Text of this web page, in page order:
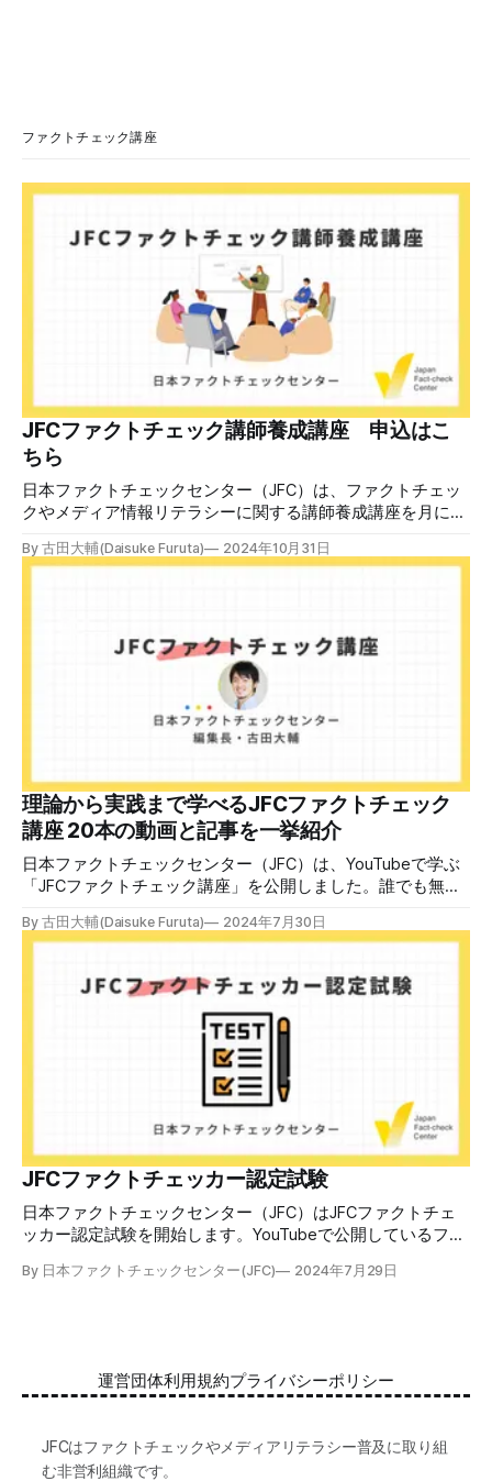
号：MN-2026-●●●」「マイナポータル関連アカウント
のうえで「2026年8月2日（日）23:59までに、ご本人操作か
いうリンクをクリックするよう誘導している。 本文には、
警視庁の住所（東京都千代田区霞が関2-1-1）も書かれてい
ファクトチェック講座
JFCファクトチェック講師養成講座 申込はこ
ちら
日本ファクトチェックセンター（JFC）は、ファクトチェッ
クやメディア情報リテラシーに関する講師養成講座を月に1
認定バッジと教室や職場などで利用可能な教材を提供しま
ファクトチェックセンター（JFC）による講師養成講座で
す。 講師養成講座（オンラインで90分）を受講いただいた
後、修了課題を提出された方には、教室や職場などで利用可
能な教材の提... powered by Peatix : More than a
す。 受講生には教材を提供 デマや不確かな情報が蔓延する
中で、自衛策が求められています。「気をつけて」というだ
けでは、対策になりません。最初から騙されたい人はいませ
ん。誰だって気をつけているのに、誤った情
By 古田大輔(Daisuke Furuta) 2024年10月31日
理論から実践まで学べるJFCファクトチェック
講座 20本の動画と記事を一挙紹介
日本ファクトチェックセンター（JFC）は、YouTubeで学ぶ
「JFCファクトチェック講座」を公開しました。誰でも無料
ファクトチェックやメディアリテラシーの知識を学ぶことが
の日本での影響を調べた2万人調査の紹介や、間違った情報
を信じてしまう背景にある人間のバイアス、大規模に拡散す
るSNSアルゴリズムなどを解説しています。 実践編では、画
像や動画や生成AIなど、偽・誤情報をどのように検証したら
良いかをJFCが検証してきた事例から具体的に学びます。
JFCファクトチェッカー認定試験を開始 2024年7月29日か
ら、これらの内容について習熟度を確認するJFCファクトチ
ェッカー認定試験を開始します。誰でもいつでも受験可能で
す（2024年度中は受験料1000円、2025年度から2000円）。
合格者には様々な技能をデジタル証明するオープンバッジ・
ネットワークを活用して、JFCファクトチェッカーの認定証
を発行します。 JFCファクトチェッカー認定試験
By 古田大輔(Daisuke Furuta) 2024年7月30日
JFCファクトチェッカー認定試験
日本ファクトチェックセンター（JFC）はJFCファクトチェ
ッカー認定試験を開始します。YouTubeで公開しているファ
す。 拡散する偽・誤情報から身を守るために 偽・誤情報の
情報を51.5%の割合で「正しいと思う」と答え、「誤ってい
によって、それが自分の感覚に近ければ「正しい」と受け取
る傾向がある。インターネットはその傾向を増幅する。 だ
By 日本ファクトチェックセンター(JFC) 2024年7月29日
運営団体利用規約プライバシーポリシー
JFCはファクトチェックやメディアリテラシー普及に取り組
む非営利組織です。